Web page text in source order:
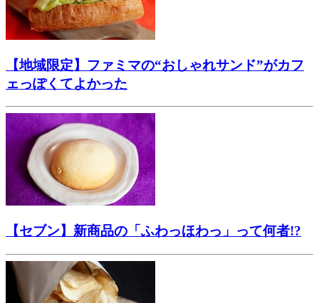
【地域限定】ファミマの“おしゃれサンド”がカフ
ェっぽくてよかった
【セブン】新商品の「ふわっほわっ」って何者!?